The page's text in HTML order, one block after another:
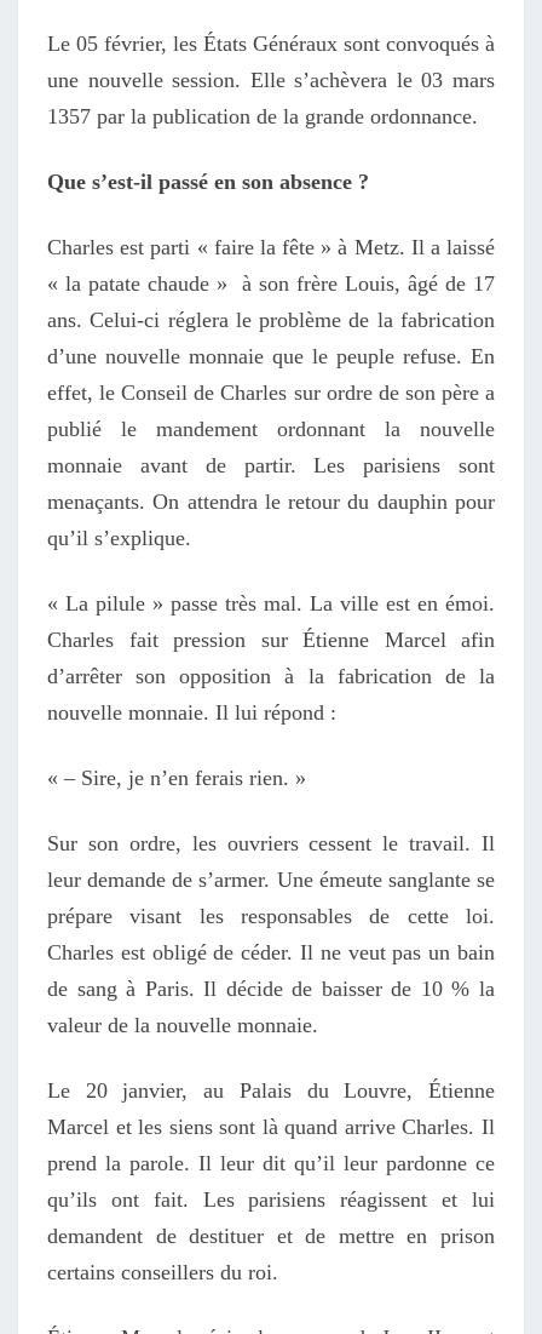
Le 05 février, les États Généraux sont convoqués à
une nouvelle session. Elle s’achèvera le 03 mars
1357 par la publication de la grande ordonnance.
Que s’est-il passé en son absence ?
Charles est parti « faire la fête » à Metz. Il a laissé
« la patate chaude » à son frère Louis, âgé de 17
ans. Celui-ci réglera le problème de la fabrication
d’une nouvelle monnaie que le peuple refuse. En
effet, le Conseil de Charles sur ordre de son père a
publié le mandement ordonnant la nouvelle
monnaie avant de partir. Les parisiens sont
menaçants. On attendra le retour du dauphin pour
qu’il s’explique.
« La pilule » passe très mal. La ville est en émoi.
Charles fait pression sur Étienne Marcel afin
d’arrêter son opposition à la fabrication de la
nouvelle monnaie. Il lui répond :
« – Sire, je n’en ferais rien. »
Sur son ordre, les ouvriers cessent le travail. Il
leur demande de s’armer. Une émeute sanglante se
prépare visant les responsables de cette loi.
Charles est obligé de céder. Il ne veut pas un bain
de sang à Paris. Il décide de baisser de 10 % la
valeur de la nouvelle monnaie.
Le 20 janvier, au Palais du Louvre, Étienne
Marcel et les siens sont là quand arrive Charles. Il
prend la parole. Il leur dit qu’il leur pardonne ce
qu’ils ont fait. Les parisiens réagissent et lui
demandent de destituer et de mettre en prison
certains conseillers du roi.